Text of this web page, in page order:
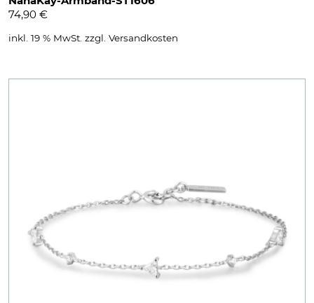
74,90 €
inkl. 19 % MwSt. zzgl. Versandkosten